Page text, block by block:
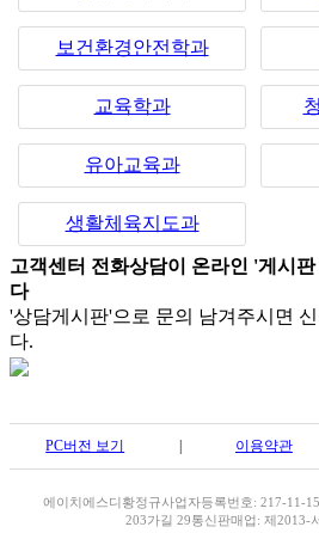
보건환경안전학과
교육학과
유아교육과
생활체육지도과
고객센터 전화상담이 온라인 '게시
다
'상담게시판'으로 문의 남겨주시면
다.
PC버전 보기 이용약관
에이치에스디황정규사업자등록번호: 217-11-
203가길 29통신판매업: 제2013-